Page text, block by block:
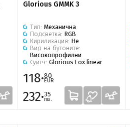
Glorious GMMK 3
Тип: Механична
Подсветка: RGB
Кирилизация: Не
Вид на бутоните:
Високопрофилни
Суитч: Glorious Fox linear
118·80
EUR
232·35
лв.